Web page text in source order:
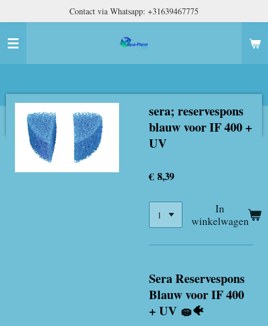
naar
hoofdinhoud
Contact via Whatsapp: +31639467775
sera; reservespons
blauw voor IF 400 +
UV
€ 8,39
In
winkelwagen
Sera Reservespons
Blauw voor IF 400
+ UV 🧽🐠